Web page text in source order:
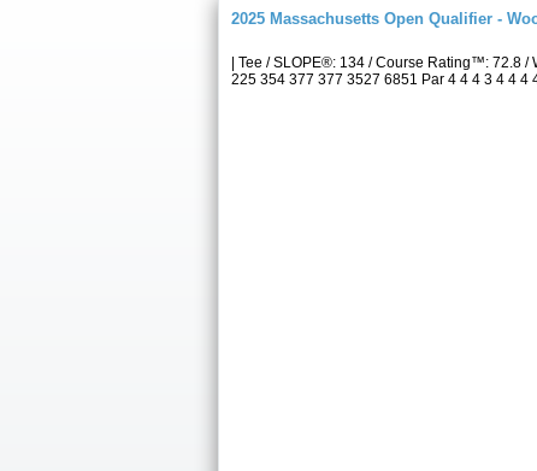
2025 Massachusetts Open Qualifier -
| Tee / SLOPE®: 134 / Course Rating™: 72.8
225 354 377 377 3527 6851 Par 4 4 4 3 4 4 4